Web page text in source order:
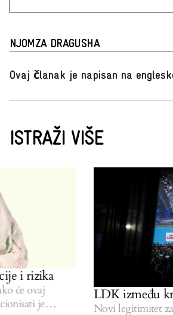
NJOMZA DRAGUSHA
Ovaj članak je napisan na
ISTRAŽI VIŠE
i rizika
ovaj
je
LDK između
Novi legitimitet za